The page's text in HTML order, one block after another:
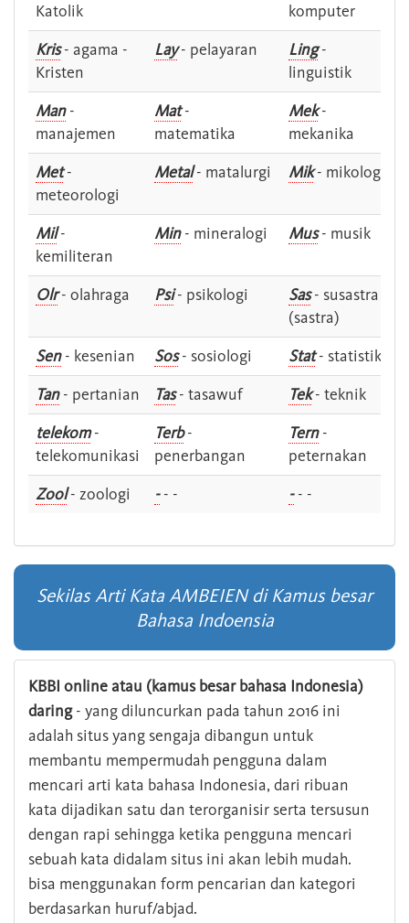
Katolik
komputer
Kris- agama -
Kristen
Lay- pelayaran Ling-
linguistik
Man-
manajemen
Mat-
matematika
Mek-
mekanika
Met-
meteorologi
Metal- matalurgi Mik- mikologi
Mil-
kemiliteran
Min- mineralogi Mus- musik
Olr- olahraga Psi- psikologi Sas- susastra -
(sastra)
Sen- kesenian Sos- sosiologi Stat- statistik
Tan- pertanian Tas- tasawuf Tek- teknik
telekom-
telekomunikasi
Terb-
penerbangan
Tern-
peternakan
Zool- zoologi -- - -- -
Sekilas Arti Kata AMBEIEN di Kamus besar
Bahasa Indoensia
KBBI online atau (kamus besar bahasa Indonesia)
daring- yang diluncurkan pada tahun 2016 ini
adalah situs yang sengaja dibangun untuk
membantu mempermudah pengguna dalam
mencari arti kata bahasa Indonesia, dari ribuan
kata dijadikan satu dan terorganisir serta tersusun
dengan rapi sehingga ketika pengguna mencari
sebuah kata didalam situs ini akan lebih mudah.
bisa menggunakan form pencarian dan kategori
berdasarkan huruf/abjad.